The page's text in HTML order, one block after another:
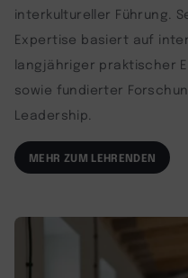
interkultureller Führung.
Expertise basiert auf
langjähriger praktischer
sowie fundierter
Leadership.
MEHR ZUM LEHRENDEN